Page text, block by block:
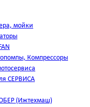
мойки
Компрессоры
СЕРВИСА
(Ижтехмаш)